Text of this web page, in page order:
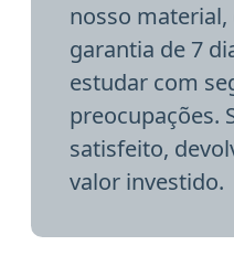
nosso
garantia de 7
estudar com
preocupações.
satisfeito,
valor investido.